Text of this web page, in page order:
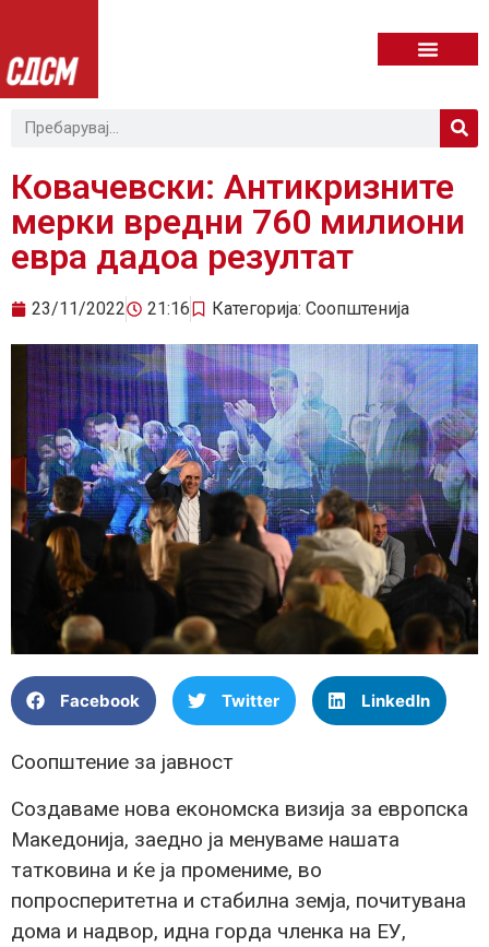
Ковачевски: Антикризните
мерки вредни 760 милиони
евра дадоа резултат
23/11/2022 21:16 Категорија: Соопштенија
Facebook Twitter LinkedIn
Соопштение за јавност
Создаваме нова економска визија за европска
Македонија, заедно ја менуваме нашата
татковина и ќе ја промениме, во
попросперитетна и стабилна земја, почитувана
дома и надвор, идна горда членка на ЕУ,